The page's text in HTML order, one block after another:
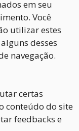
em seu
Você
utilizar estes
desses
navegação.
certas
conteúdo do site
feedbacks e